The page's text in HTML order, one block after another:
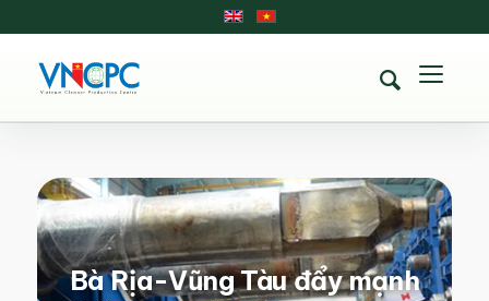
Bà Rịa-Vũng Tàu đẩy mạnh